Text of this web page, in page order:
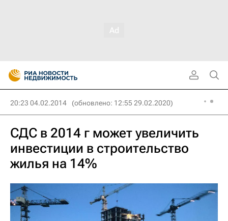
20:23 04.02.2014 (обновлено: 12:55 29.02.2020)
СДС в 2014 г может увеличить
инвестиции в строительство
жилья на 14%